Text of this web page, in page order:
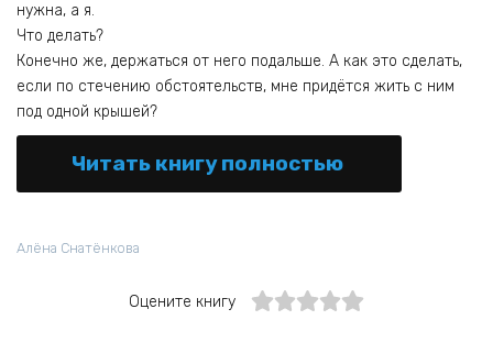
нужна, а я.
Что делать?
Конечно же, держаться от него подальше. А как это сделать,
если по стечению обстоятельств, мне придётся жить с ним
под одной крышей?
Читать книгу полностью
Алёна Снатёнкова
Оцените книгу